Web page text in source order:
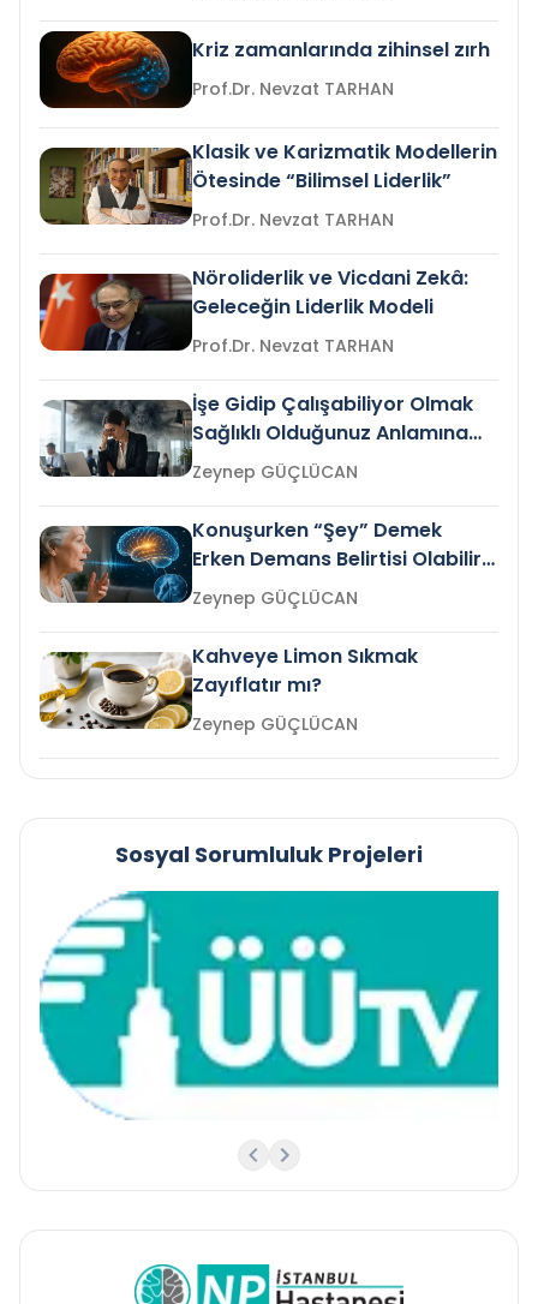
Kriz zamanlarında zihinsel zırh
Prof.Dr. Nevzat TARHAN
Klasik ve Karizmatik Modellerin
Ötesinde “Bilimsel Liderlik”
Prof.Dr. Nevzat TARHAN
Nöroliderlik ve Vicdani Zekâ:
Geleceğin Liderlik Modeli
Prof.Dr. Nevzat TARHAN
İşe Gidip Çalışabiliyor Olmak
Sağlıklı Olduğunuz Anlamına
Gelir mi?Zeynep GÜÇLÜCAN
Konuşurken “Şey” Demek
Erken Demans Belirtisi Olabilir
mi?
Zeynep GÜÇLÜCAN
Kahveye Limon Sıkmak
Zayıflatır mı?
Zeynep GÜÇLÜCAN
Sosyal Sorumluluk Projeleri